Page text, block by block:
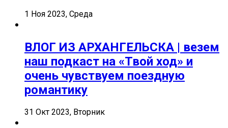
1 Ноя 2023, Среда
ВЛОГ ИЗ АРХАНГЕЛЬСКА | везем
наш подкаст на «Твой ход» и
очень чувствуем поездную
романтику
31 Окт 2023, Вторник